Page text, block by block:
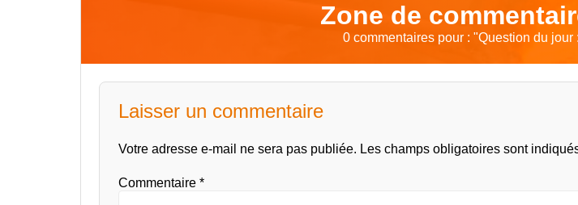
Zone de
0 commentaires pour : "Question du jour :
Laisser un commentaire
Votre adresse e-mail ne sera pas publiée. Les champs obligatoires sont
Commentaire *